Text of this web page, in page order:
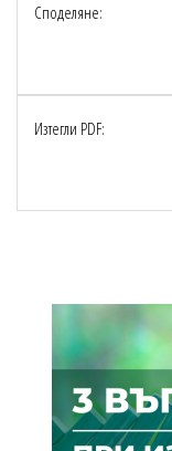
Споделяне:
Изтегли PDF: